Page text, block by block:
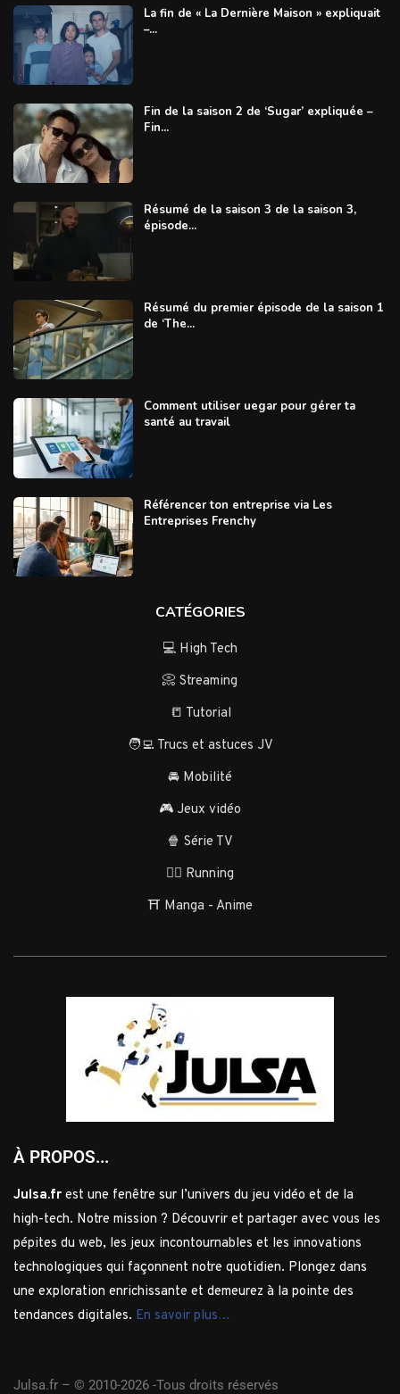
La fin de « La Dernière Maison » expliquait
–...
Fin de la saison 2 de ‘Sugar’ expliquée –
Fin...
Résumé de la saison 3 de la saison 3,
épisode...
Résumé du premier épisode de la saison 1
de ‘The...
Comment utiliser uegar pour gérer ta
santé au travail
Référencer ton entreprise via Les
Entreprises Frenchy
CATÉGORIES
💻 High Tech
📀 Streaming
📒 Tutorial
🧑‍💻 Trucs et astuces JV
🚘 Mobilité
🎮 Jeux vidéo
🍿 Série TV
🏃‍♂️ Running
⛩️ Manga - Anime
À PROPOS...
Julsa.fr est une fenêtre sur l’univers du jeu vidéo et de la
high-tech. Notre mission ? Découvrir et partager avec vous les
pépites du web, les jeux incontournables et les innovations
technologiques qui façonnent notre quotidien. Plongez dans
une exploration enrichissante et demeurez à la pointe des
tendances digitales. En savoir plus…
Julsa.fr – © 2010-2026 -Tous droits réservés